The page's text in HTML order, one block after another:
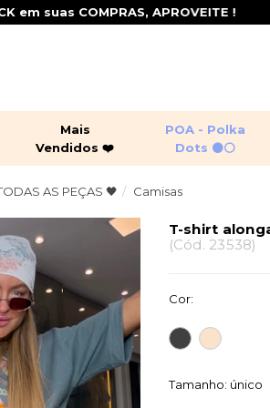
em suas COMPRAS, APROVEITE !
Mais
Vendidos ❤️
POA - Polka
Dots ⚫⚪
jaquetas
shorts
AS PEÇAS 🖤 Camisas
T-shirt
(Cód. 23538)
Cor:
Tamanho: único